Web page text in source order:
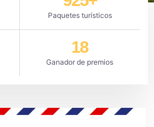
Paquetes turísticos
Ganador de premios
18